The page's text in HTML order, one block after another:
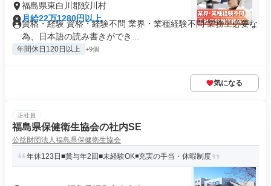
福島県東白川郡鮫川村
月給22万1280円以上
資格・経験 資格・経験不問 業界・業種経験不問 業務上必要な
為、日本語の読み書きができ...
年間休日120日以上 +9個
気になる
正社員
福島県保健衛生協会の社内SE
公益財団法人福島県保健衛生協会
年休123日■賞与年2回■未経験OK◾️充実の手当・休暇制度